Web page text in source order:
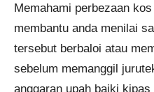
Memahami perbezaan
membantu anda menilai
tersebut berbaloi atau
sebelum memanggil
anggaran upah baiki kipas